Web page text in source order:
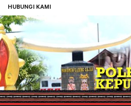
HUBUNGI KAMI